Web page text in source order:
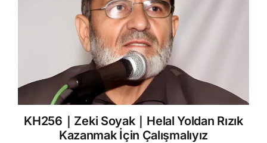
KH256｜Zeki Soyak｜Helal Yoldan Rızık
Kazanmak İçin Çalışmalıyız